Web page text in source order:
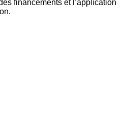
financements et l’application